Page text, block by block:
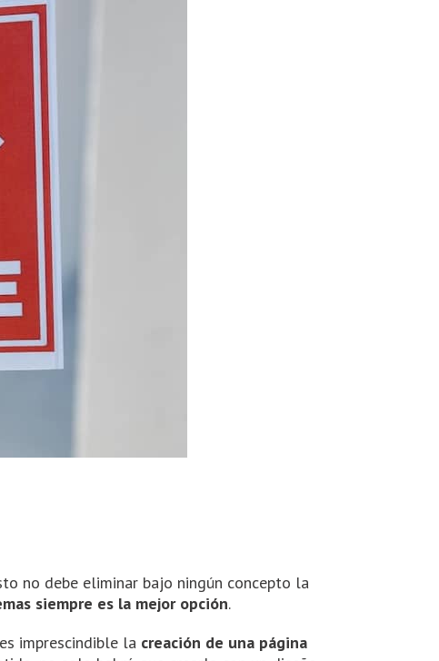
no debe eliminar bajo ningún concepto la
siempre es la mejor opción.
imprescindible la creación de una página